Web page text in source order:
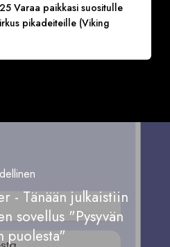
Varaa paikkasi suositulle
pikadeiteille (Viking
- Tänään julkaistiin
sovellus "Pysyvän
puolesta"